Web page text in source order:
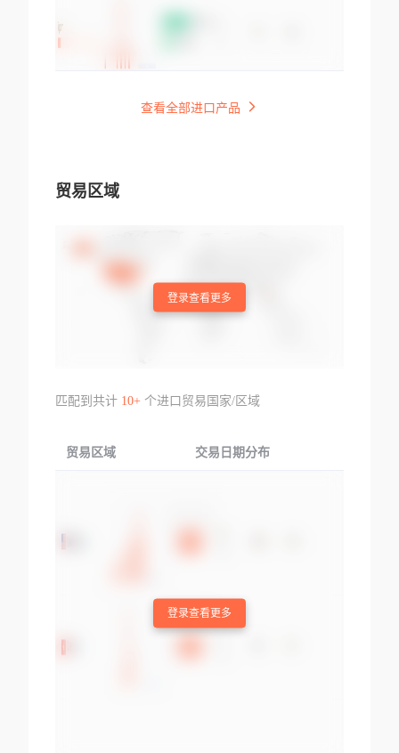
查看全部进口产品
贸易区域
登录查看更多
匹配到共计 10+个进口贸易国家/区域
贸易区域 交易日期分布
登录查看更多